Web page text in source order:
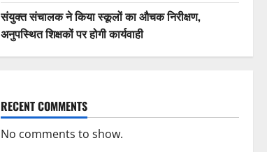
संयुक्त संचालक ने किया स्कूलों का औचक निरीक्षण,
अनुपस्थित शिक्षकों पर होगी कार्यवाही
RECENT COMMENTS
No comments to show.